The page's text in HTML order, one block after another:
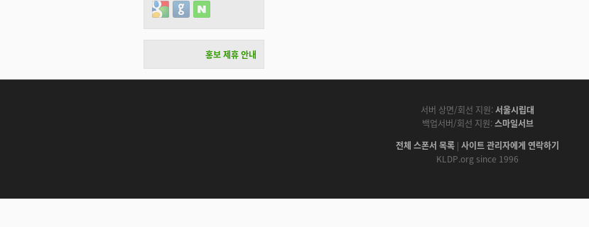
Login with Google
Login with GitHub
Login with Naver
홍보 제휴 안내
서버 상면/회선 지원: 서울시립대
백업서버/회선 지원: 스마일서브
전체 스폰서 목록 | 사이트 관리자에게 연락하기
KLDP.org since 1996